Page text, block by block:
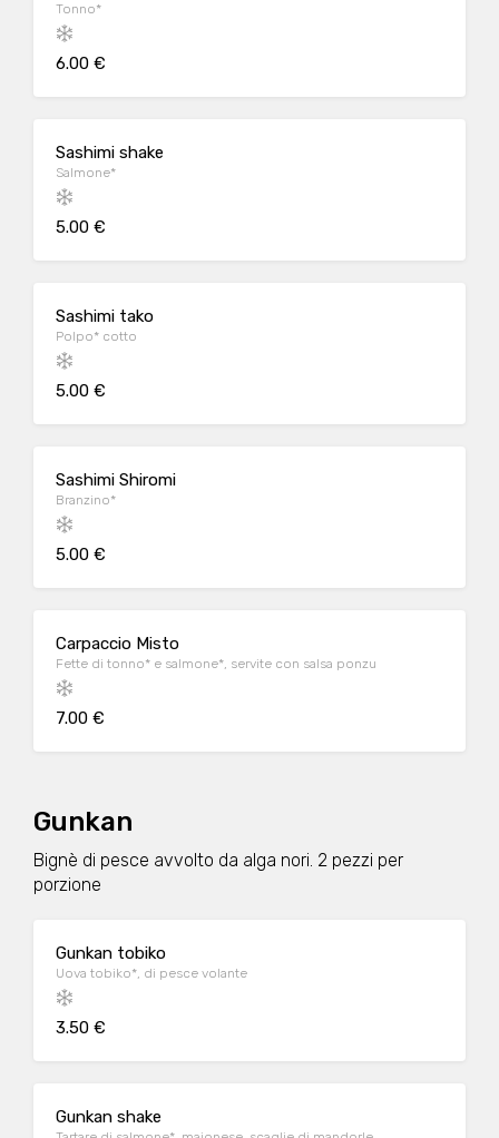
Tonno*
6.00 €
Sashimi shake
Salmone*
5.00 €
Sashimi tako
Polpo* cotto
5.00 €
Sashimi Shiromi
Branzino*
5.00 €
Carpaccio Misto
Fette di tonno* e salmone*, servite con salsa ponzu
7.00 €
Gunkan
Bignè di pesce avvolto da alga nori. 2 pezzi per
porzione
Gunkan tobiko
Uova tobiko*, di pesce volante
3.50 €
Gunkan shake